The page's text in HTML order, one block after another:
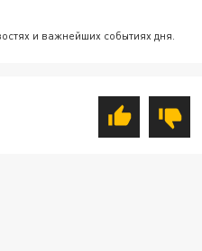
и важнейших событиях дня.